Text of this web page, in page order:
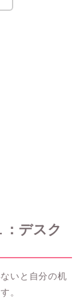
デスク
いと自分の机
。